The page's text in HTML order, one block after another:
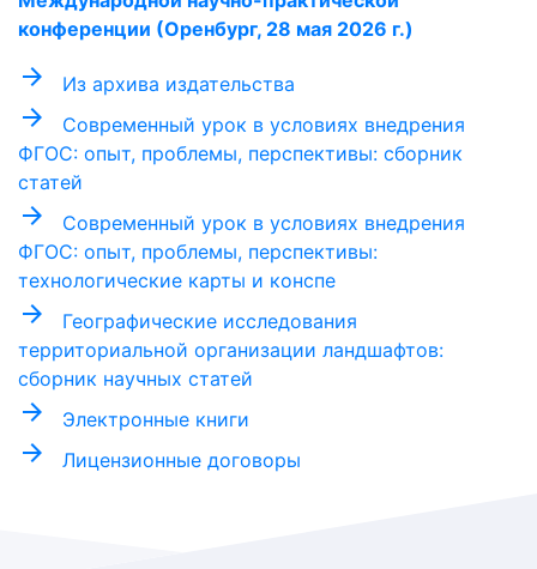
конференции (Оренбург, 28 мая 2026 г.)
arrow_forward Из архива издательства
arrow_forward
Современный урок в условиях внедрения
ФГОС: опыт, проблемы, перспективы: сборник
статей
arrow_forward
Современный урок в условиях внедрения
ФГОС: опыт, проблемы, перспективы:
технологические карты и конспе
arrow_forward
Географические исследования
территориальной организации ландшафтов:
сборник научных статей
arrow_forward Электронные книги
arrow_forward Лицензионные договоры